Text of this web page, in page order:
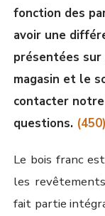
fonction des
avoir une
présentées
magasin et le
contacter
questions.
Le bois franc
les
fait partie